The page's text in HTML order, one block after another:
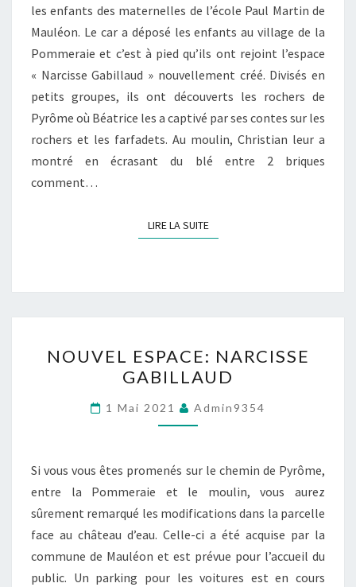
PYRÔME
les enfants des maternelles de l’école Paul Martin de
Mauléon. Le car a déposé les enfants au village de la
Pommeraie et c’est à pied qu’ils ont rejoint l’espace
« Narcisse Gabillaud » nouvellement créé. Divisés en
petits groupes, ils ont découverts les rochers de
Pyrôme où Béatrice les a captivé par ses contes sur les
rochers et les farfadets. Au moulin, Christian leur a
montré en écrasant du blé entre 2 briques
comment…
LIRE LA SUITELIRE LA SUITE
ESPACE:
NARCISSE
GABILLAUD
NOUVEL ESPACE: NARCISSE
GABILLAUD
1 Mai 2021 Admin9354
Si vous vous êtes promenés sur le chemin de Pyrôme,
entre la Pommeraie et le moulin, vous aurez
sûrement remarqué les modifications dans la parcelle
face au château d’eau. Celle-ci a été acquise par la
commune de Mauléon et est prévue pour l’accueil du
public. Un parking pour les voitures est en cours